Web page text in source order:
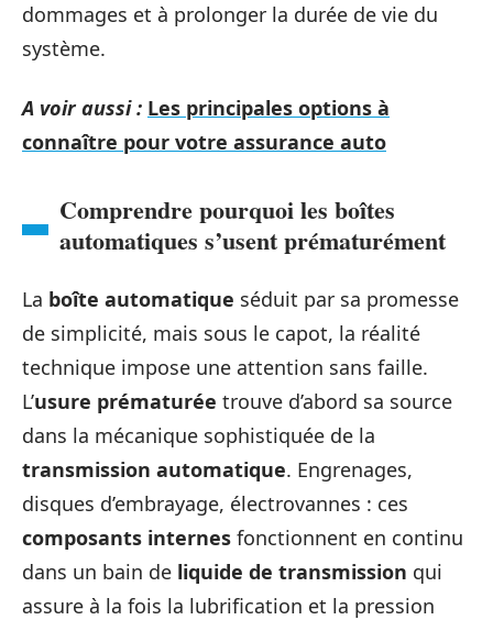
dommages et à prolonger la durée de vie du
système.
A voir aussi : Les principales options à
connaître pour votre assurance auto
Comprendre pourquoi les boîtes
automatiques s’usent prématurément
La boîte automatique séduit par sa promesse
de simplicité, mais sous le capot, la réalité
technique impose une attention sans faille.
L’usure prématurée trouve d’abord sa source
dans la mécanique sophistiquée de la
transmission automatique. Engrenages,
disques d’embrayage, électrovannes : ces
composants internes fonctionnent en continu
dans un bain de liquide de transmission qui
assure à la fois la lubrification et la pression